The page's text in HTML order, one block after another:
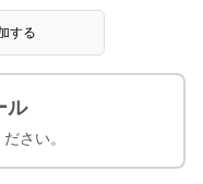
する
ル
さい。